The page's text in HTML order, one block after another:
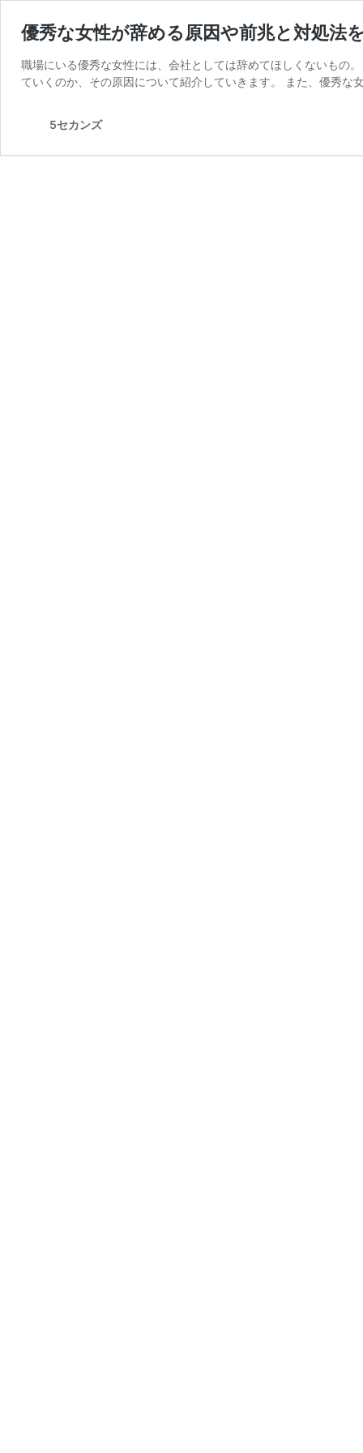
優秀な女性が辞める原因や前兆と対処法
職場にいる優秀な女性には、会社としては辞めてほしくないもの
ていくのか、その原因について紹介していきます。 また、優秀
5セカンズ